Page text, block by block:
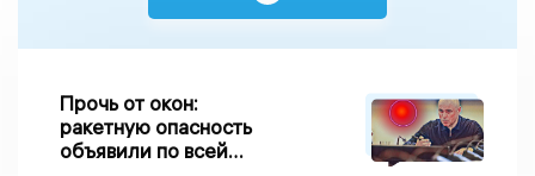
Прочь от окон:
ракетную опасность
объявили по всей